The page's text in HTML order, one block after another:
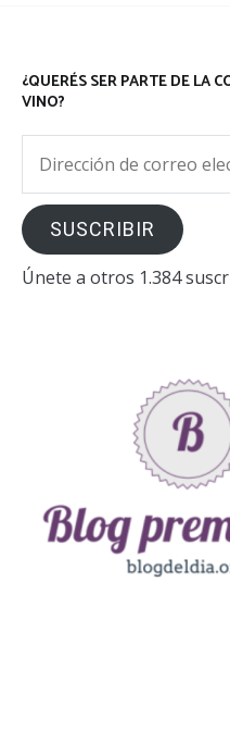
¿QUERÉS SER PARTE DE LA
VINO?
correo
electrónico
SUSCRIBIR
Únete a otros 1.384